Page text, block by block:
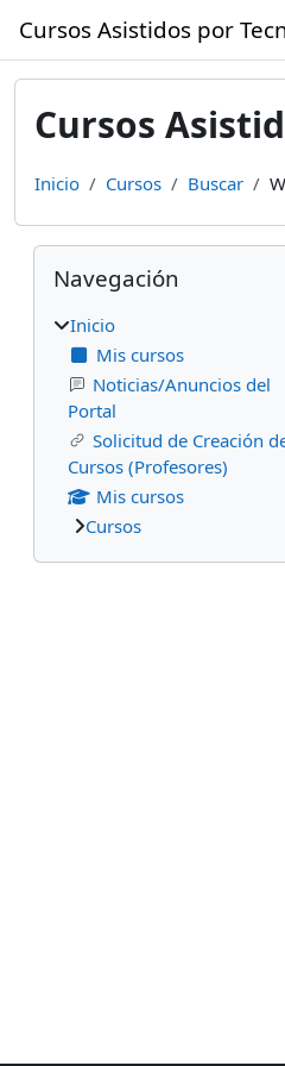
Cursos
Inicio Cursos Buscar
Bloques
Omitir Navegación
Navegación
Inicio
Mis cursos
Noticias/Anuncios del
Portal
Solicitud de Creación
Cursos (Profesores)
Mis cursos
Cursos